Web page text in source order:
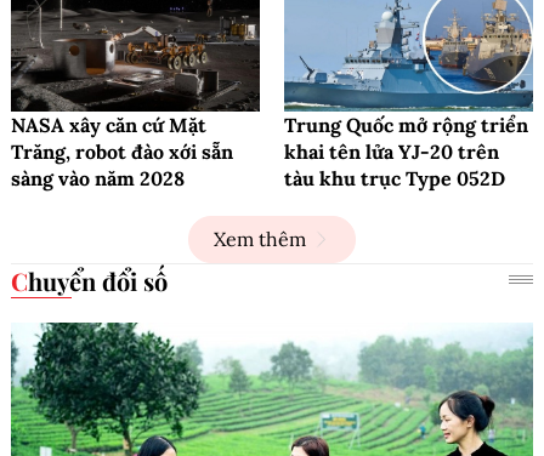
NASA xây căn cứ Mặt
Trăng, robot đào xới sẵn
sàng vào năm 2028
Trung Quốc mở rộng triển
khai tên lửa YJ-20 trên
tàu khu trục Type 052D
Xem thêm
Chuyển đổi số